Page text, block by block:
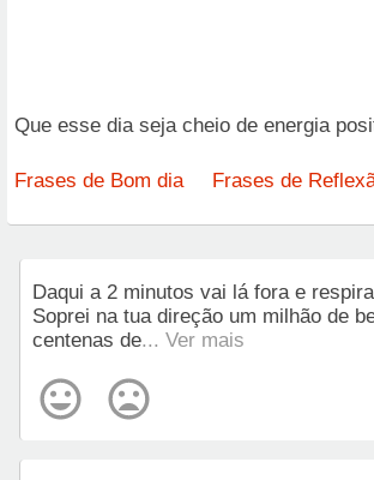
Que esse dia seja cheio de energia
Frases de Bom dia Frases de
Daqui a 2 minutos vai lá fora e
Soprei na tua direção um milhão de
centenas de... Ver mais